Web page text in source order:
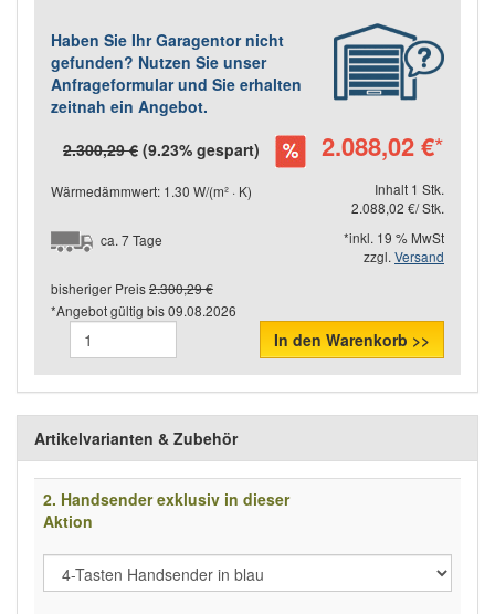
Haben Sie Ihr Garagentor nicht
gefunden? Nutzen Sie unser
Anfrageformular und Sie erhalten
zeitnah ein Angebot.
2.300,29 € (9.23% gespart) 2.088,02 €*
Wärmedämmwert: 1.30 W/(m² · K)
Inhalt 1 Stk.
2.088,02 €/ Stk.
ca. 7 Tage
*inkl. 19 % MwSt
zzgl. Versand
bisheriger Preis2.300,29 €
*Angebot gültig bis09.08.2026
In den Warenkorb >>
Artikelvarianten & Zubehör
2. Handsender exklusiv in dieser
Aktion